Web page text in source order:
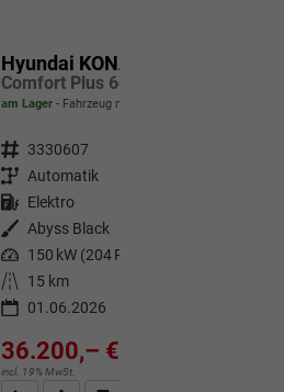
Hyundai KONA Elektro
am Lager Fahrzeug mit Tageszulassung
Fahrzeugnr. 3330607
Getriebe Automatik
Kraftstoff Elektro
Außenfarbe
Abyss Black
Leistung 150 kW (204 PS)
Kilometerstand
15 km
01.06.2026
36.200,– €
incl. 19% MwSt.